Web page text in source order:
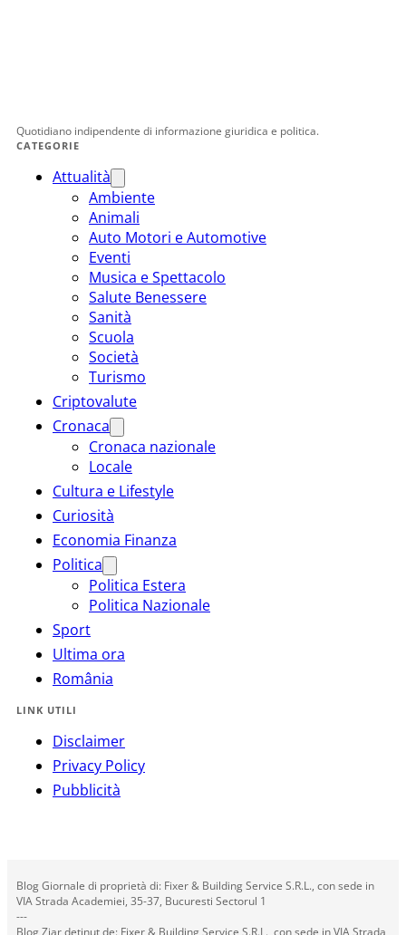
Quotidiano indipendente di informazione giuridica e politica.
CATEGORIE
Attualità
Ambiente
Animali
Auto Motori e Automotive
Eventi
Musica e Spettacolo
Salute Benessere
Sanità
Scuola
Società
Turismo
Criptovalute
Cronaca
Cronaca nazionale
Locale
Cultura e Lifestyle
Curiosità
Economia Finanza
Politica
Politica Estera
Politica Nazionale
Sport
Ultima ora
România
LINK UTILI
Disclaimer
Privacy Policy
Pubblicità
Blog Giornale di proprietà di: Fixer & Building Service S.R.L., con sede in
VIA Strada Academiei, 35-37, Bucuresti Sectorul 1
---
Blog Ziar deținut de: Fixer & Building Service S.R.L., con sede in VIA Strada